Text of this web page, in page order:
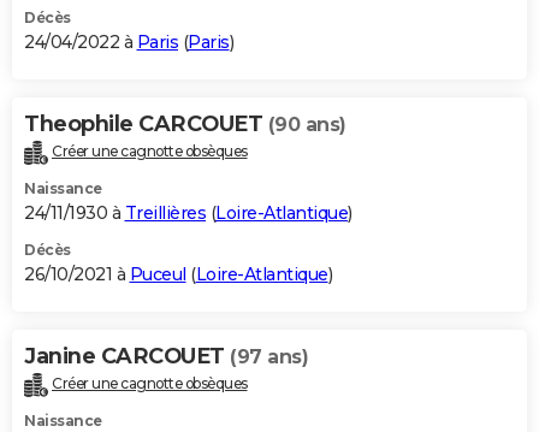
Décès
24/04/2022 à Paris (Paris)
Theophile CARCOUET (90 ans)
Créer une cagnotte obsèques
Naissance
24/11/1930 à Treillières (Loire-Atlantique)
Décès
26/10/2021 à Puceul (Loire-Atlantique)
Janine CARCOUET (97 ans)
Créer une cagnotte obsèques
Naissance